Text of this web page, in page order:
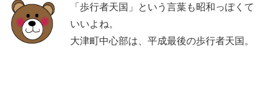
「歩行者天国」という言葉も昭和っぽくて
いいよね。
大津町中心部は、平成最後の歩行者天国。